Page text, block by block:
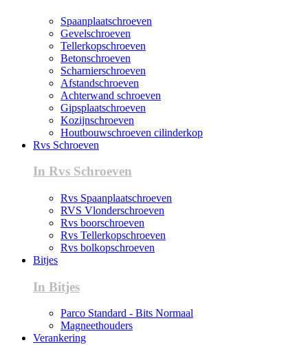
Spaanplaatschroeven
Gevelschroeven
Tellerkopschroeven
Betonschroeven
Scharnierschroeven
Afstandschroeven
Achterwand schroeven
Gipsplaatschroeven
Kozijnschroeven
Houtbouwschroeven cilinderkop
Rvs Schroeven
In Rvs Schroeven
Rvs Spaanplaatschroeven
RVS Vlonderschroeven
Rvs boorschroeven
Rvs Tellerkopschroeven
Rvs bolkopschroeven
Bitjes
In Bitjes
Parco Standard - Bits Normaal
Magneethouders
Verankering